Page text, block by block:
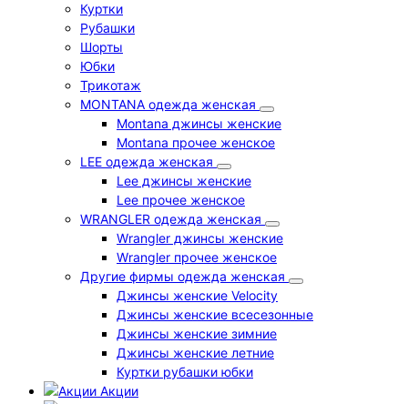
Куртки
Рубашки
Шорты
Юбки
Трикотаж
MONTANA одежда женская
Montana джинсы женские
Montana прочее женское
LEE одежда женская
Lee джинсы женские
Lee прочее женское
WRANGLER одежда женская
Wrangler джинсы женские
Wrangler прочее женское
Другие фирмы одежда женская
Джинсы женские Velocity
Джинсы женские всесезонные
Джинсы женские зимние
Джинсы женские летние
Куртки рубашки юбки
Акции